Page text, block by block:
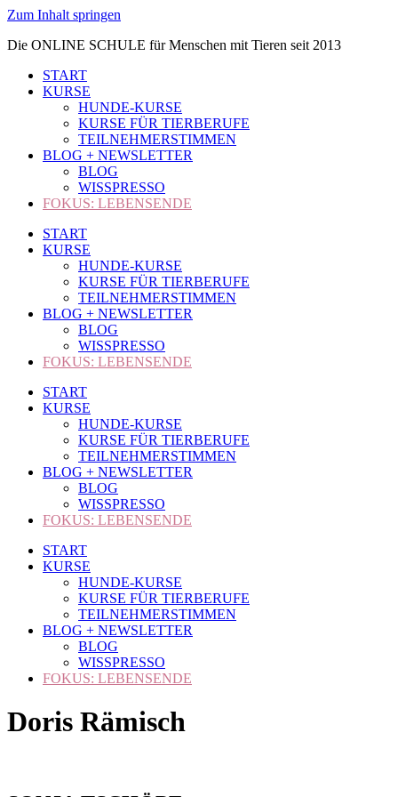
Zum Inhalt springen
Die ONLINE SCHULE für Menschen mit Tieren seit 2013
START
KURSE
HUNDE-KURSE
KURSE FÜR TIERBERUFE
TEILNEHMERSTIMMEN
BLOG + NEWSLETTER
BLOG
WISSPRESSO
FOKUS: LEBENSENDE
START
KURSE
HUNDE-KURSE
KURSE FÜR TIERBERUFE
TEILNEHMERSTIMMEN
BLOG + NEWSLETTER
BLOG
WISSPRESSO
FOKUS: LEBENSENDE
START
KURSE
HUNDE-KURSE
KURSE FÜR TIERBERUFE
TEILNEHMERSTIMMEN
BLOG + NEWSLETTER
BLOG
WISSPRESSO
FOKUS: LEBENSENDE
START
KURSE
HUNDE-KURSE
KURSE FÜR TIERBERUFE
TEILNEHMERSTIMMEN
BLOG + NEWSLETTER
BLOG
WISSPRESSO
FOKUS: LEBENSENDE
Doris Rämisch